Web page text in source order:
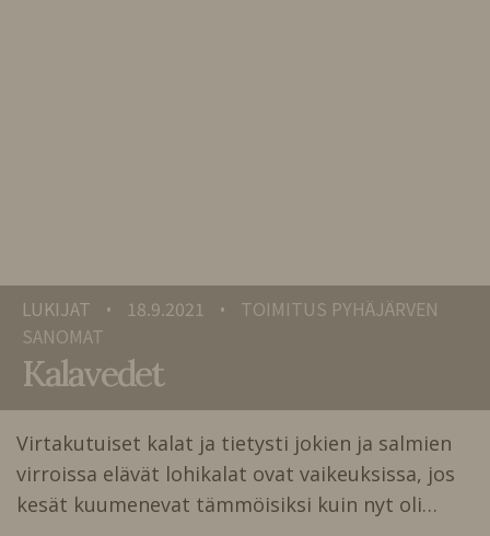
LUKIJAT • 18.9.2021 •
TOIMITUS PYHÄJÄRVEN
SANOMAT
Kalavedet
Virtakutuiset kalat ja tietysti jokien ja salmien
virroissa elävät lohikalat ovat vaikeuksissa, jos
kesät kuumenevat tämmöisiksi kuin nyt oli…